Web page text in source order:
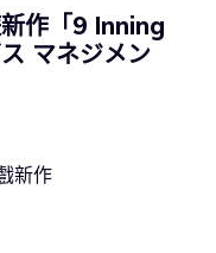
新作「9 Inning
マネジメン
新作